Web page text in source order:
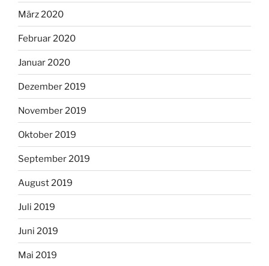
März 2020
Februar 2020
Januar 2020
Dezember 2019
November 2019
Oktober 2019
September 2019
August 2019
Juli 2019
Juni 2019
Mai 2019